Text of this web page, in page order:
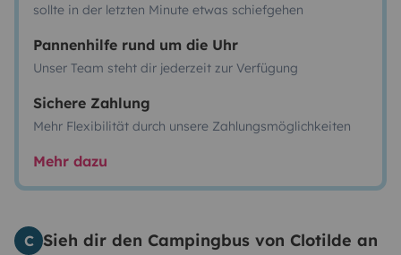
sollte in der letzten Minute etwas schiefgehen
Pannenhilfe rund um die Uhr
Unser Team steht dir jederzeit zur Verfügung
Sichere Zahlung
Mehr Flexibilität durch unsere Zahlungsmöglichkeiten
Mehr dazu
C Sieh dir den Campingbus von Clotilde an